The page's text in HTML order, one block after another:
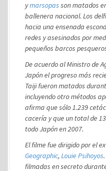
ymarsopas son matados
ballenera nacional. Los
hacia una ensenada
redes y asesinados por
pequeños barcos
De acuerdo al Ministro de
Japón el progreso más
Taiji fueron matados
incluyendo otro métodos
afirma que sólo 1.239
cacería y que un total de
todo Japón en 2007.
El filme fue dirigido por el
Geographic, Louie Psihoyos
filmadas en secreto